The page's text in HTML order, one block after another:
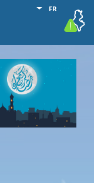
FR
Lister les
vigilance